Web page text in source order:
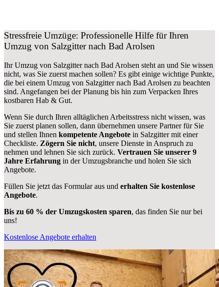
Stressfreie Umzüge: Professionelle Hilfe für Ihren
Umzug von Salzgitter nach Bad Arolsen
Ihr Umzug von Salzgitter nach Bad Arolsen steht an und Sie wissen
nicht, was Sie zuerst machen sollen? Es gibt einige wichtige Punkte,
die bei einem Umzug von Salzgitter nach Bad Arolsen zu beachten
sind. Angefangen bei der Planung bis hin zum Verpacken Ihres
kostbaren Hab & Gut.
Wenn Sie durch Ihren alltäglichen Arbeitsstress nicht wissen, was
Sie zuerst planen sollen, dann übernehmen unsere Partner für Sie
und stellen Ihnen kompetente Angebote in Salzgitter mit einer
Checkliste. Zögern Sie nicht, unsere Dienste in Anspruch zu
nehmen und lehnen Sie sich zurück. Vertrauen Sie unserer 9
Jahre Erfahrung in der Umzugsbranche und holen Sie sich
Angebote.
Füllen Sie jetzt das Formular aus und erhalten Sie kostenlose
Angebote.
Bis zu 60 % der Umzugskosten sparen, das finden Sie nur bei
uns!
Kostenlose Angebote erhalten